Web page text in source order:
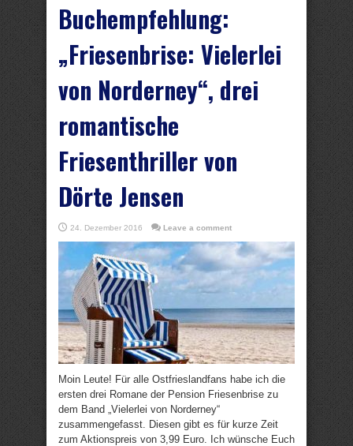
Buchempfehlung:
„Friesenbrise: Vielerlei
von Norderney“, drei
romantische
Friesenthriller von
Dörte Jensen
24. Dezember 2016 Leave a comment
Moin Leute! Für alle Ostfrieslandfans habe ich die
ersten drei Romane der Pension Friesenbrise zu
dem Band „Vielerlei von Norderney“
zusammengefasst. Diesen gibt es für kurze Zeit
zum Aktionspreis von 3,99 Euro. Ich wünsche Euch